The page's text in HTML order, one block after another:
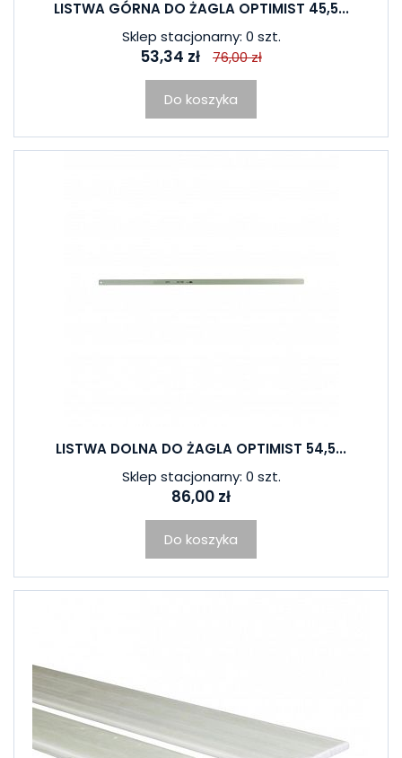
LISTWA GÓRNA DO ŻAGLA OPTIMIST 45,5...
Sklep stacjonarny: 0 szt.
53,34 zł 76,00 zł
Do koszyka
LISTWA DOLNA DO ŻAGLA OPTIMIST 54,5...
Sklep stacjonarny: 0 szt.
86,00 zł
Do koszyka